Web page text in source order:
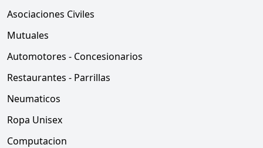
Asociaciones Civiles
Mutuales
Automotores - Concesionarios
Restaurantes - Parrillas
Neumaticos
Ropa Unisex
Computacion